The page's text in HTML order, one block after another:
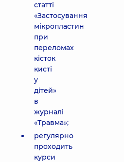
статті
«Застосування
мікропластин
при
переломах
кісток
кисті
у
дітей»
в
журналі
«Травма»;
регулярно
проходить
курси